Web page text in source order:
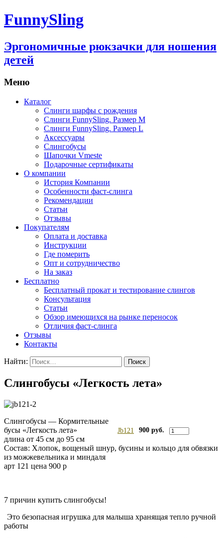
FunnySling
Эргономичные рюкзачки для ношения
детей
Меню
Каталог
Слинги шарфы с рождения
Слинги FunnySling. Размер M
Слинги FunnySling. Размер L
Аксессуары
Слингобусы
Шапочки Vmeste
Подарочные сертификаты
О компании
История Компании
Особенности фаст-слинга
Рекомендации
Статьи
Отзывы
Покупателям
Оплата и доставка
Инструкции
Где померить
Опт и сотрудничество
На заказ
Бесплатно
Бесплатный прокат и тестирование слингов
Консультация
Статьи
Обзор имеющихся на рынке переносок
Отличия фаст-слинга
Отзывы
Контакты
Найти:
Слингобусы «Легкость лета»
Jb121 900 руб.
Слингобусы — Кормительные
бусы «Легкость лета»
длина от 45 см до 95 см
Состав: Хлопок, вощеный шнур, бусины и кольцо для обвязки
из можжевельника и миндаля
арт 121 цена 900 р
7 причин купить слингобусы!
Это безопасная игрушка для малыша хранящая тепло ручной
работы